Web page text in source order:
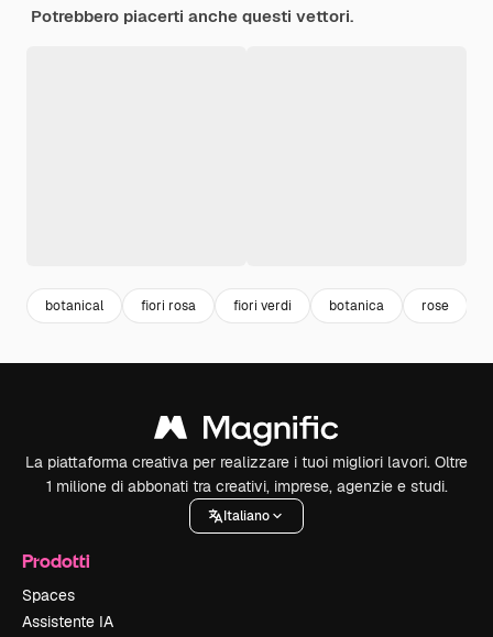
Potrebbero piacerti anche questi vettori.
botanical fiori rosa fiori verdi botanica rose
La piattaforma creativa per realizzare i tuoi migliori lavori. Oltre
1 milione di abbonati tra creativi, imprese, agenzie e studi.
Italiano
Prodotti
Spaces
Assistente IA